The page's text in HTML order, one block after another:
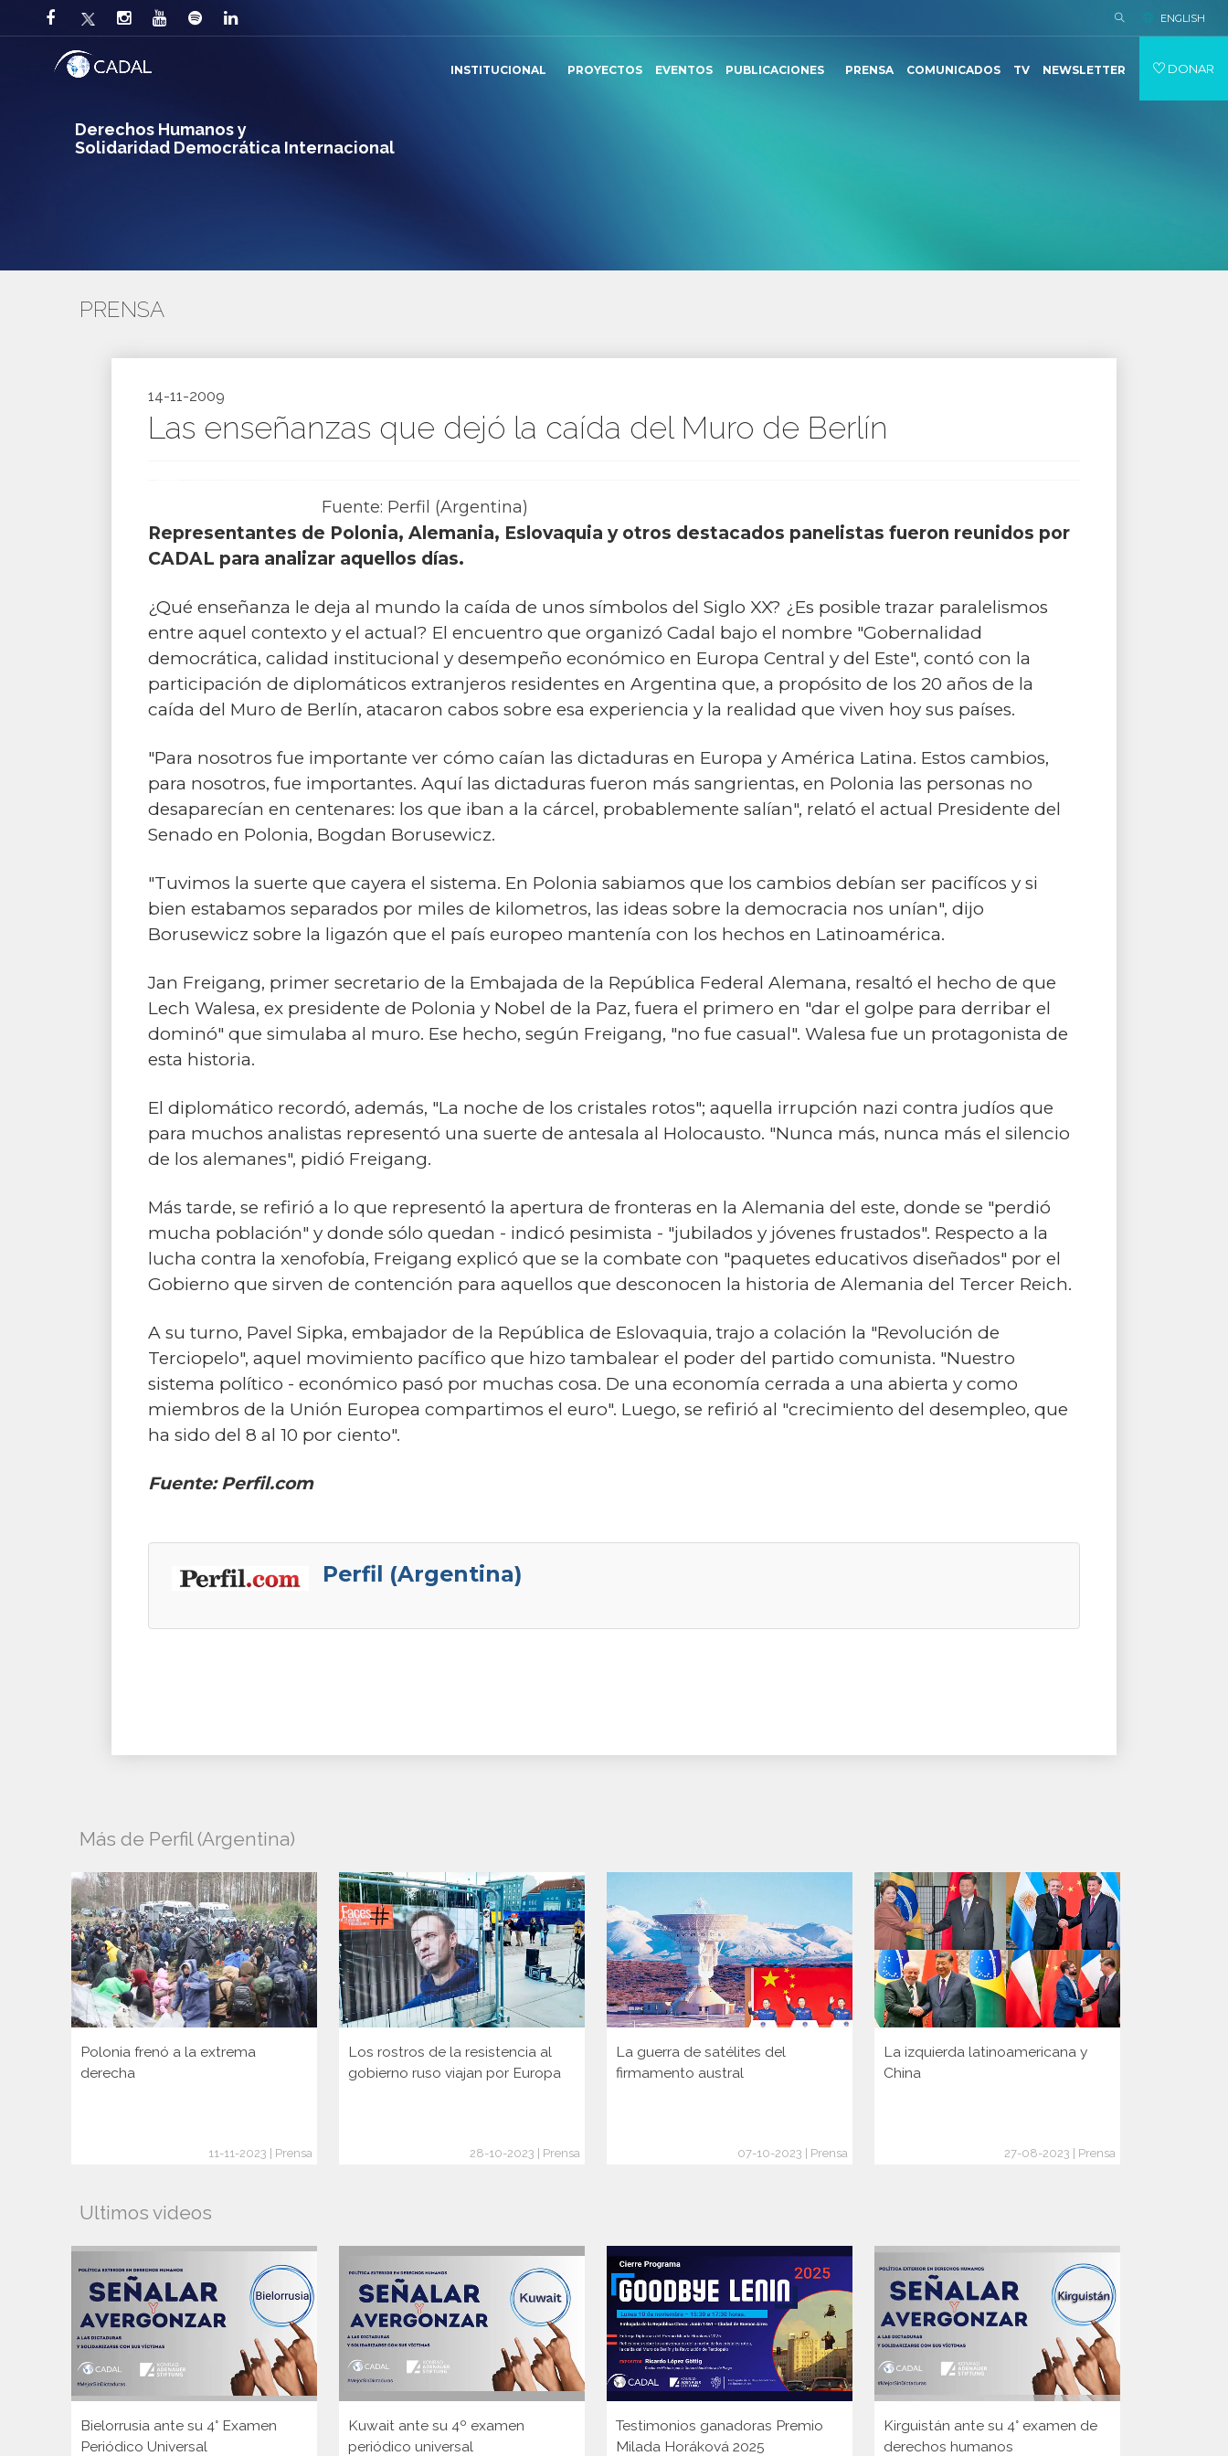
Derechos Humanos y
Solidaridad Democrática Internacional
ENGLISH
INSTITUCIONAL PROYECTOS EVENTOS PUBLICACIONES PRENSA COMUNICADOS TV NEWSLETTER DONAR
PRENSA
14-11-2009
Las enseñanzas que dejó la caída del Muro de Berlín
Fuente: Perfil (Argentina)
Representantes de Polonia, Alemania, Eslovaquia y otros destacados panelistas fueron reunidos por
CADAL para analizar aquellos días.
¿Qué enseñanza le deja al mundo la caída de unos símbolos del Siglo XX? ¿Es posible trazar paralelismos
entre aquel contexto y el actual? El encuentro que organizó Cadal bajo el nombre "Gobernalidad
democrática, calidad institucional y desempeño económico en Europa Central y del Este", contó con la
participación de diplomáticos extranjeros residentes en Argentina que, a propósito de los 20 años de la
caída del Muro de Berlín, atacaron cabos sobre esa experiencia y la realidad que viven hoy sus países.
"Para nosotros fue importante ver cómo caían las dictaduras en Europa y América Latina. Estos cambios,
para nosotros, fue importantes. Aquí las dictaduras fueron más sangrientas, en Polonia las personas no
desaparecían en centenares: los que iban a la cárcel, probablemente salían", relató el actual Presidente del
Senado en Polonia, Bogdan Borusewicz.
"Tuvimos la suerte que cayera el sistema. En Polonia sabiamos que los cambios debían ser pacifícos y si
bien estabamos separados por miles de kilometros, las ideas sobre la democracia nos unían", dijo
Borusewicz sobre la ligazón que el país europeo mantenía con los hechos en Latinoamérica.
Jan Freigang, primer secretario de la Embajada de la República Federal Alemana, resaltó el hecho de que
Lech Walesa, ex presidente de Polonia y Nobel de la Paz, fuera el primero en "dar el golpe para derribar el
dominó" que simulaba al muro. Ese hecho, según Freigang, "no fue casual". Walesa fue un protagonista de
esta historia.
El diplomático recordó, además, "La noche de los cristales rotos"; aquella irrupción nazi contra judíos que
para muchos analistas representó una suerte de antesala al Holocausto. "Nunca más, nunca más el silencio
de los alemanes", pidió Freigang.
Más tarde, se refirió a lo que representó la apertura de fronteras en la Alemania del este, donde se "perdió
mucha población" y donde sólo quedan - indicó pesimista - "jubilados y jóvenes frustados". Respecto a la
lucha contra la xenofobía, Freigang explicó que se la combate con "paquetes educativos diseñados" por el
Gobierno que sirven de contención para aquellos que desconocen la historia de Alemania del Tercer Reich.
A su turno, Pavel Sipka, embajador de la República de Eslovaquia, trajo a colación la "Revolución de
Terciopelo", aquel movimiento pacífico que hizo tambalear el poder del partido comunista. "Nuestro
sistema político - económico pasó por muchas cosa. De una economía cerrada a una abierta y como
miembros de la Unión Europea compartimos el euro". Luego, se refirió al "crecimiento del desempleo, que
ha sido del 8 al 10 por ciento".
Fuente: Perfil.com
Perfil (Argentina)
Más de Perfil (Argentina)
Polonia frenó a la extrema
derecha
11-11-2023 | Prensa
Los rostros de la resistencia al
gobierno ruso viajan por Europa
28-10-2023 | Prensa
La guerra de satélites del
firmamento austral
07-10-2023 | Prensa
La izquierda latinoamericana y
China
27-08-2023 | Prensa
Ultimos videos
Bielorrusia ante su 4° Examen
Periódico Universal
Kuwait ante su 4º examen
periódico universal
Testimonios ganadoras Premio
Milada Horáková 2025
Kirguistán ante su 4° examen de
derechos humanos